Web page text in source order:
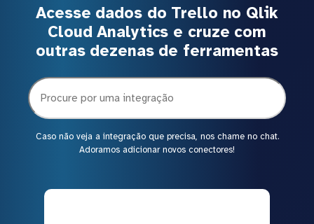
Acesse dados do Trello no Qlik
Cloud Analytics e cruze com
outras dezenas de ferramentas
Caso não veja a integração que precisa, nos chame no chat.
Adoramos adicionar novos conectores!